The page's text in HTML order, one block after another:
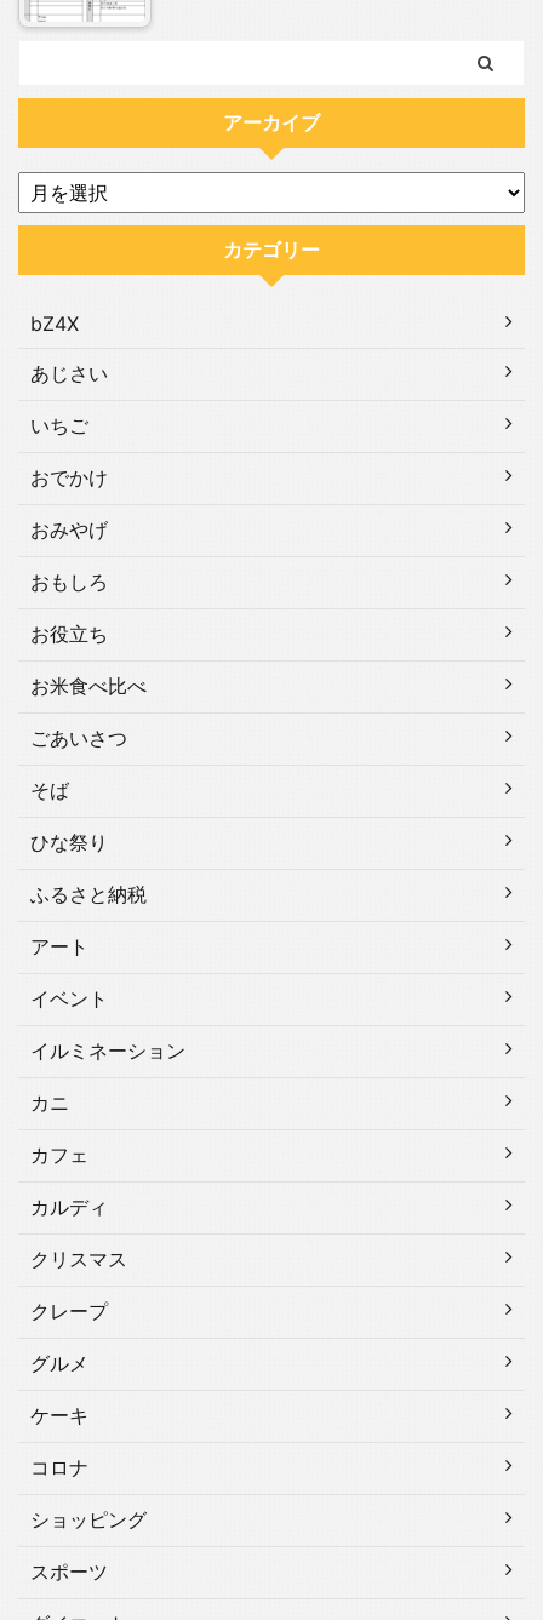
アーカイブ
カテゴリー
bZ4X
あじさい
いちご
おでかけ
おみやげ
おもしろ
お役立ち
お米食べ比べ
ごあいさつ
そば
ひな祭り
ふるさと納税
アート
イベント
イルミネーション
カニ
カフェ
カルディ
クリスマス
クレープ
グルメ
ケーキ
コロナ
ショッピング
スポーツ